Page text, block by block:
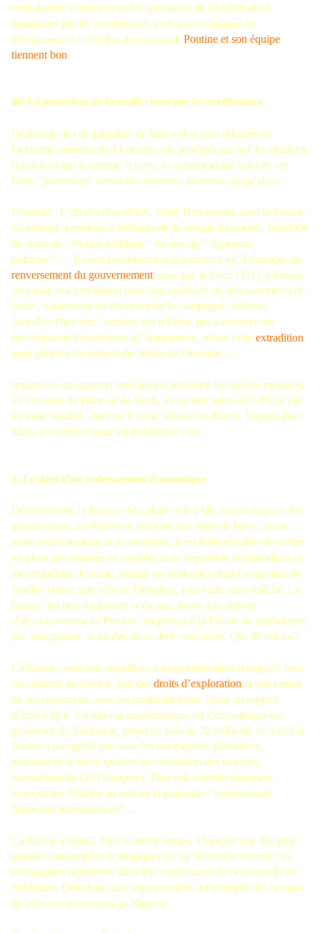
cette guerre souterraine et les opérations de déstabilisation
organisées par les occidentaux, avec une campagne de
dénigrement à l’échelon international, Poutine et son équipe
tiennent bon.
iii) La protection de la mafia russe par les occidentaux.
Beaucoup de ces gangsters de haut vol se sont réfugiés en
Occident, notamment à Londres, où, protégés par la City (milieux
financiers) qui gouverne le pays, ils mènent grand train de vie.
Cette "protection" atteint des sommets inconnus jusqu’alors.
Exemple : L’un des plus riches, Boris Berezovski, dont la fortune
est estimée à environ 2 milliards de $, réfugié à Londres, bénéficie
du statut de "réfugié politique" en tant qu’ "opposant
politique"… Il vient publiquement d’annoncer qu’il finançait un
renversement du gouvernement russe par la force ! (5) La Russie
demande son extradition pour une multitude de détournements de
fonds, notamment au détriment de la compagnie aérienne
Aeroflot. Bien sûr, Londres, qui n’hésite pas à envoyer ses
ressortissants britanniques à Guantanamo, refuse cette extradition
sous prétexte du respect des droits de l’homme….
Imaginons un gangster milliardaire proférant les mêmes menaces,
à l’encontre de Blair ou de Bush, ou de tout autre chef d’Etat élu
en toute légalité, alors qu’il serait réfugié en Russie. Impensable !
Mais, le contraire pour les Prédateurs : oui.
3. Le déni d’un redressement économique
Délibérément, la Banque Mondiale et le FMI avaient imposé des
privatisations accélérées en ignorant une règle de base : avant
toute restructuration et privatisation, il est indispensable de mettre
en place des organes de contrôle et de régulation indépendants et
incorruptibles. Poutine, malgré les difficultés dont l’assassinat de
Kozlov donne une idée de l’ampleur, y travaille sans relâche. La
hausse des prix du pétrole et du gaz, jointe aux actions
d’assainissement de Poutine ont permis à la Russie de rembourser,
par anticipation, la totalité de sa dette extérieure. Qui dit mieux ?
La Russie, sous son impulsion, a progressivement renégocié tous
les contrats de cession, tant des droits d’exploration et des ventes
de ses ressources, avec les multinationales. Dans un rapport
d’égal à égal. Un des cas emblématique est l’exploitation des
gisements de Sakhaline, projet de plus de 22 milliards de $ que la
Russie a renégocié tant avec les compagnies pétrolières,
notamment la Shell, qu'avec le consortium des banques
internationales (200 banques). Tout cela a rendu fortement
impopulaire Poutine au sein de la puissante "communauté
financière internationale"…
La Russie a réussi, dans le même temps, à bloquer une des plus
grandes catastrophes écologiques (6) qu’allaient accomplir ces
compagnies pétrolières dans leur exploitation de la presqu'île de
Sakhaline. Détruisant une région entière, à l’exemple des ravages
qu’elles ont provoqués au Nigeria.